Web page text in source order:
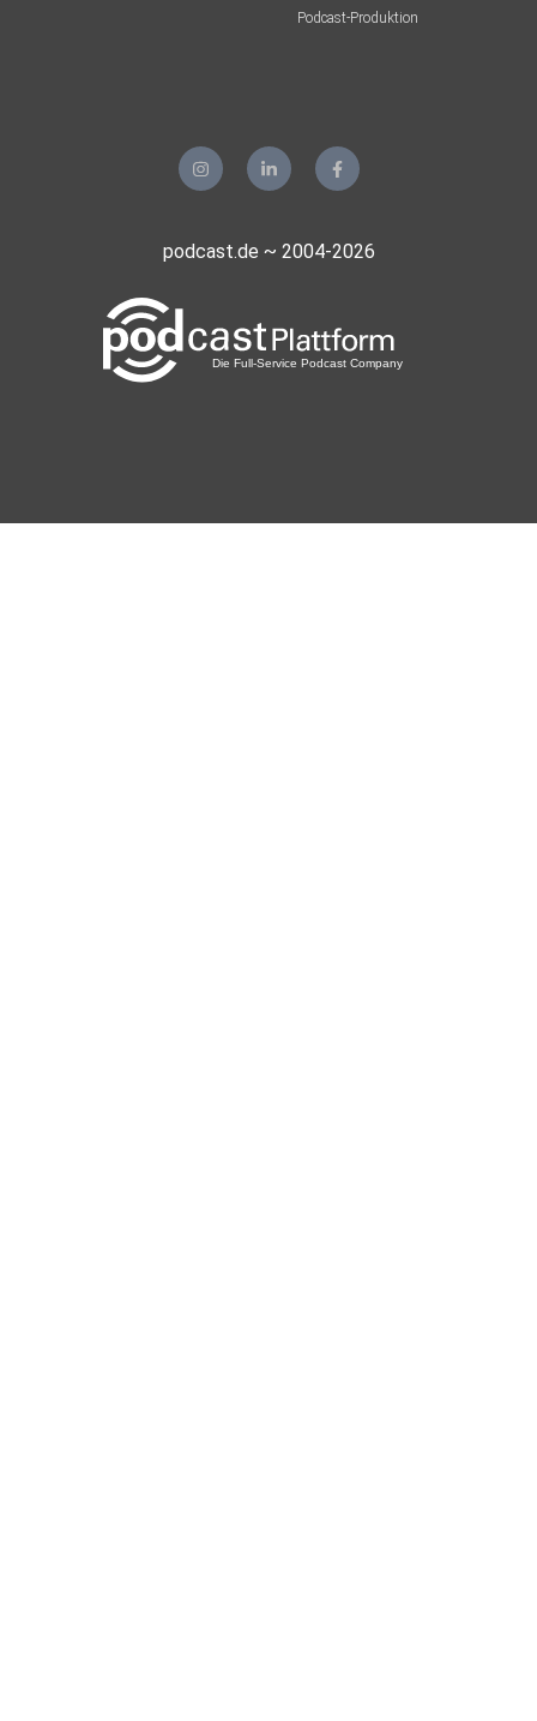
Podcast-Produktion
podcast.de ~ 2004-2026